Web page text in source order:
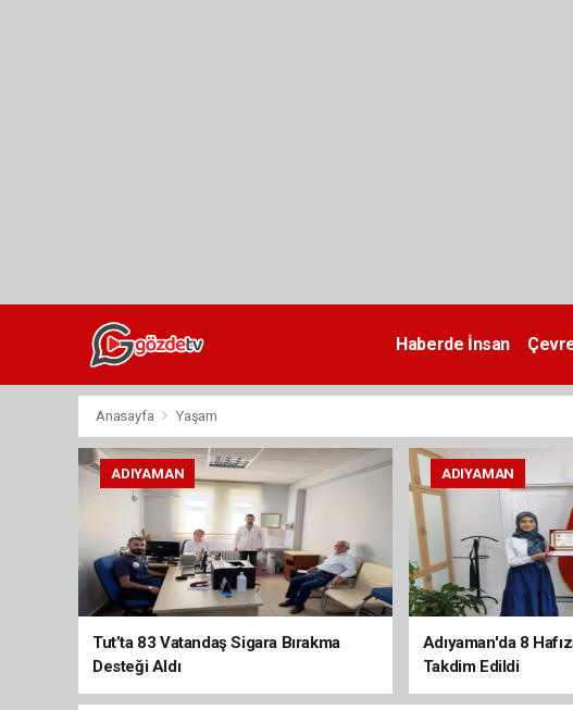
Haberde İnsan
Anasayfa Yaşam
ADIYAMAN
Tut’ta 83 Vatandaş Sigara Bırakma
Desteği Aldı
ADIYAMAN
Adıyaman'da 8
Takdim Edildi